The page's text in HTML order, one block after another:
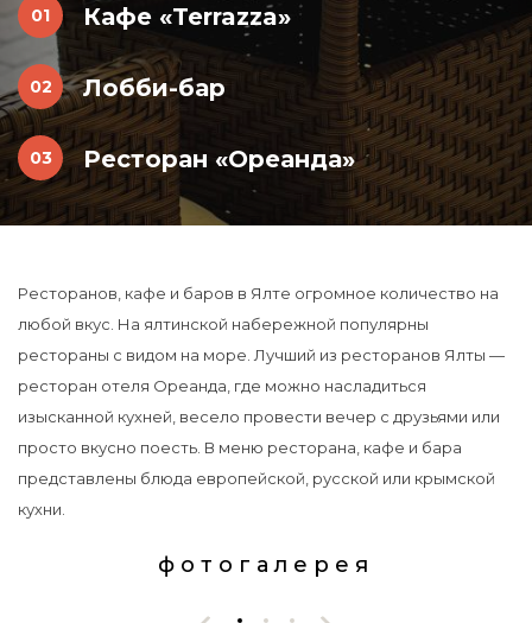
Кафе «Terrazza»
Лобби-бар
Ресторан «Ореанда»
Ресторанов, кафе и баров в Ялте огромное количество на
любой вкус. На ялтинской набережной популярны
рестораны с видом на море. Лучший из ресторанов Ялты —
ресторан отеля Ореанда, где можно насладиться
изысканной кухней, весело провести вечер с друзьями или
просто вкусно поесть. В меню ресторана, кафе и бара
представлены блюда европейской, русской или крымской
кухни.
фотогалерея